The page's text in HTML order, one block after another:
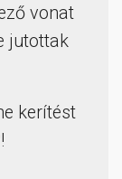
vonat
jutottak
kerítést